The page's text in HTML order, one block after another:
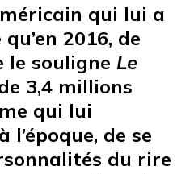
qui lui a
2016, de
le souligne Le
3,4 millions
qui lui
de se
du rire